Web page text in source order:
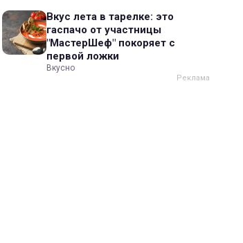
Вкус лета в тарелке: это
гаспачо от участницы
"МастерШеф" покоряет с
первой ложки
Вкусно